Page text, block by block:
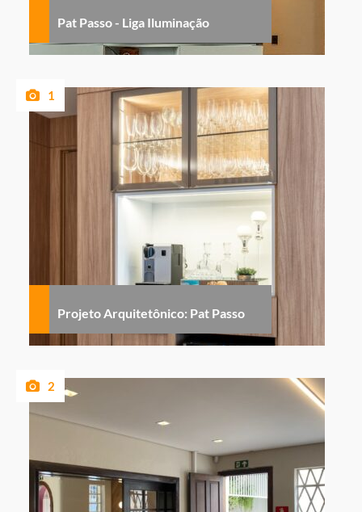
Pat Passo - Liga Iluminação
1
Projeto Arquitetônico: Pat Passo
2